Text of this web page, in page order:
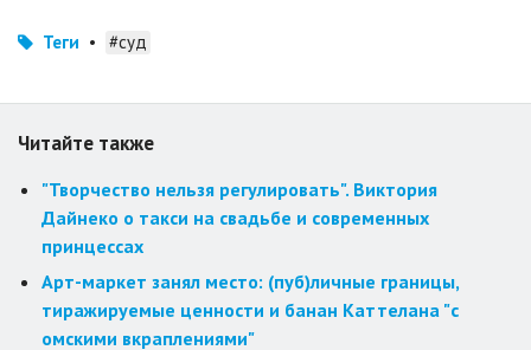
Теги • #суд
Читайте также
"Творчество нельзя регулировать". Виктория
Дайнеко о такси на свадьбе и современных
принцессах
Арт-маркет занял место: (пуб)личные границы,
тиражируемые ценности и банан Каттелана "с
омскими вкраплениями"